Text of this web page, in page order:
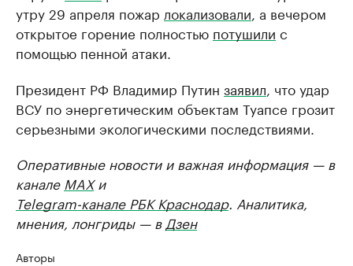
утру 29 апреля пожар локализовали , а вечером
открытое горение полностью потушили с
помощью пенной атаки.
Президент РФ Владимир Путин заявил , что удар
ВСУ по энергетическим объектам Туапсе грозит
серьезными экологическими последствиями.
Оперативные новости и важная информация — в
канале MAXи
Telegram-канале РБК Краснодар. Аналитика,
мнения, лонгриды — в Дзен
Авторы